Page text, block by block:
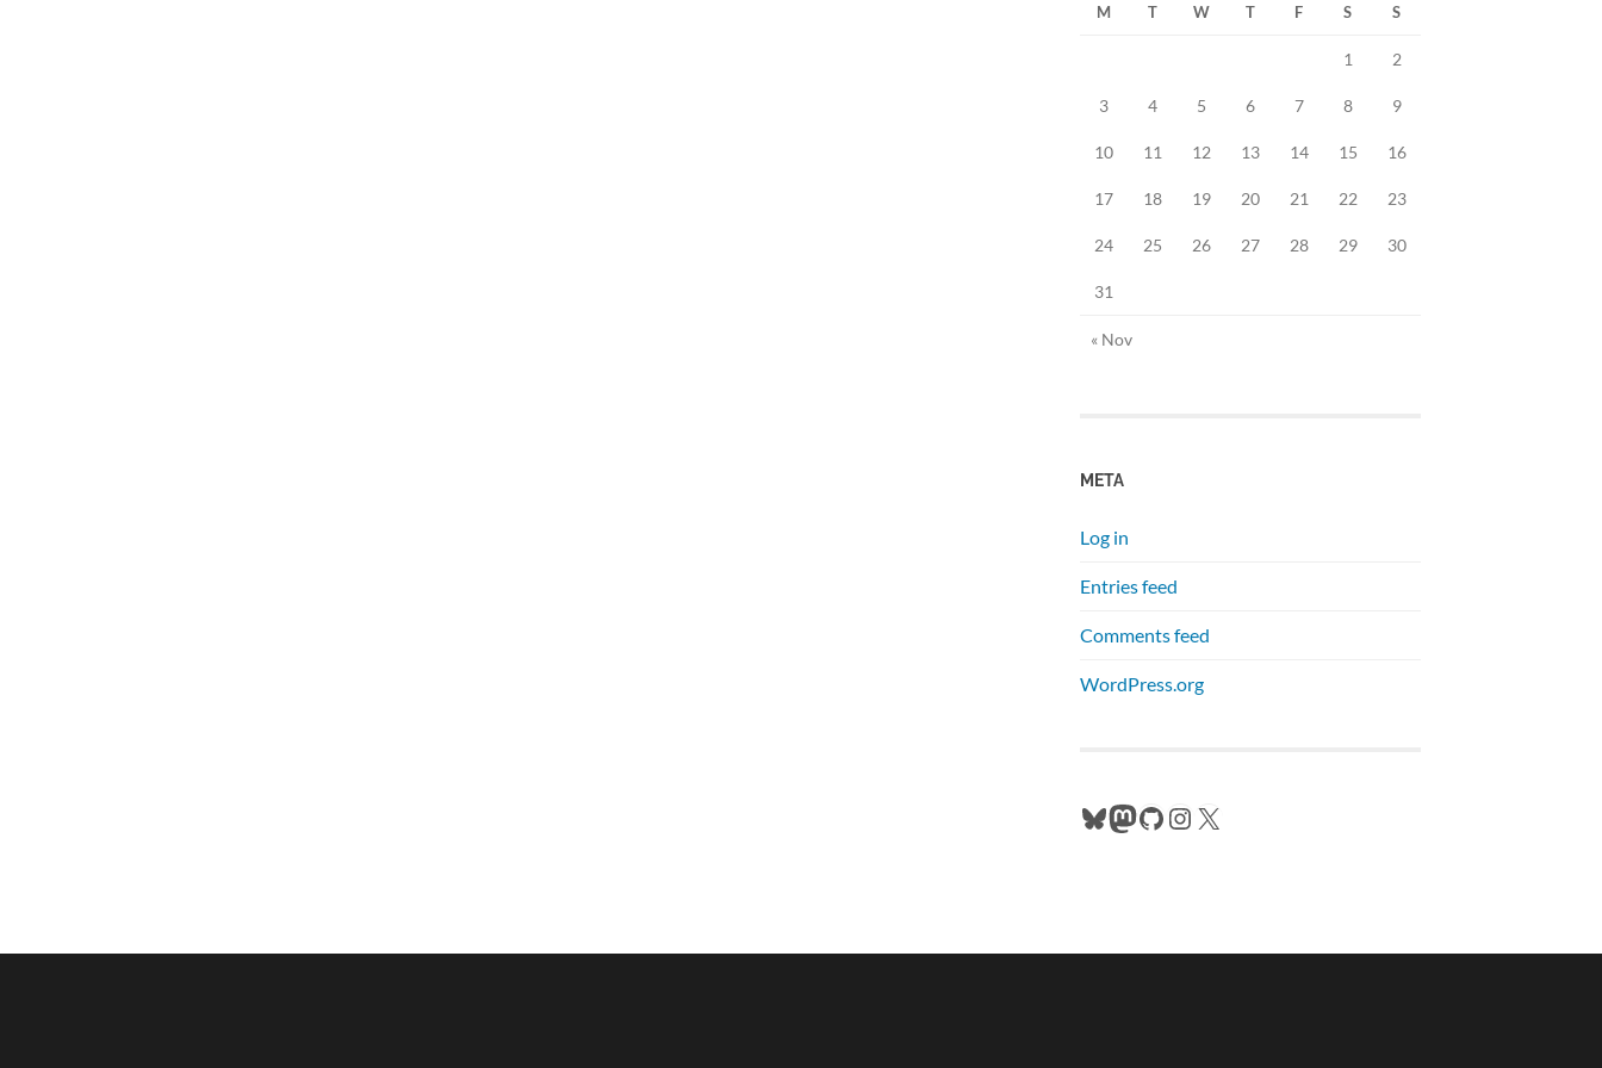
M T W T F S S
1 2
3 4 5 6 7 8 9
10 11 12 13 14 15 16
17 18 19 20 21 22 23
24 25 26 27 28 29 30
31
« Nov
META
Log in
Entries feed
Comments feed
WordPress.org
Bluesky
Mastodon
GitHub
Instagram
X